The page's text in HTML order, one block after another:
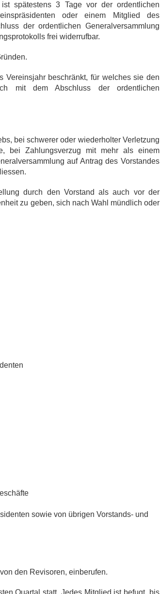
spätestens 3 Tage vor der ordentlichen
oder einem Mitglied des
der ordentlichen Generalversammlung
frei widerrufbar.
Vereinsjahr beschränkt, für welches sie den
mit dem Abschluss der ordentlichen
bei schwerer oder wiederholter Verletzung
bei Zahlungsverzug mit mehr als einem
auf Antrag des Vorstandes
durch den Vorstand als auch vor der
zu geben, sich nach Wahl mündlich oder
sowie von übrigen Vorstands- und
den Revisoren, einberufen.
Quartal statt. Jedes Mitglied ist befugt, bis